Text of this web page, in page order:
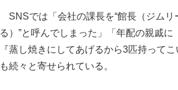
SNSでは「会社の課長を“館長（ジム
る）”と呼んでしまった」「年配の親戚
『蒸し焼きにしてあげるから3匹持って
も続々と寄せられている。